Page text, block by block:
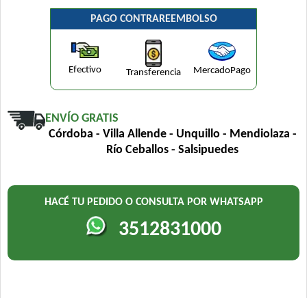
PAGO CONTRAREEMBOLSO
Efectivo Transferencia MercadoPago
ENVÍO GRATIS
Córdoba - Villa Allende - Unquillo - Mendiolaza -
Río Ceballos - Salsipuedes
HACÉ TU PEDIDO O CONSULTA POR WHATSAPP
3512831000